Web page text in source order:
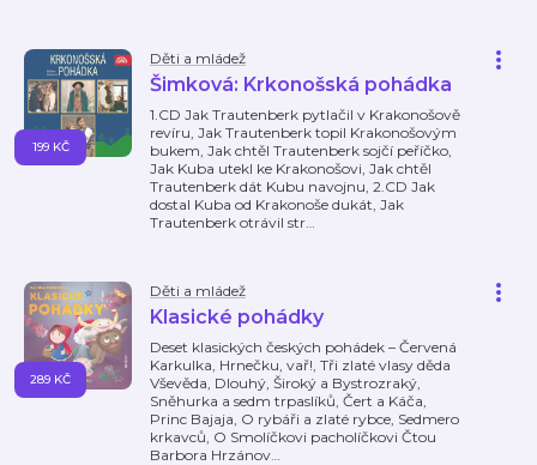
Děti a mládež
Šimková: Krkonošská pohádka
1.CD Jak Trautenberk pytlačil v Krakonošově
revíru, Jak Trautenberk topil Krakonošovým
bukem, Jak chtěl Trautenberk sojčí peříčko,
Jak Kuba utekl ke Krakonošovi, Jak chtěl
Trautenberk dát Kubu navojnu, 2.CD Jak
dostal Kuba od Krakonoše dukát, Jak
Trautenberk otrávil str…
199 KČ
Děti a mládež
Klasické pohádky
Deset klasických českých pohádek – Červená
Karkulka, Hrnečku, vař!, Tři zlaté vlasy děda
Vševěda, Dlouhý, Široký a Bystrozraký,
Sněhurka a sedm trpaslíků, Čert a Káča,
Princ Bajaja, O rybáři a zlaté rybce, Sedmero
krkavců, O Smolíčkovi pacholíčkovi Čtou
Barbora Hrzánov…
289 KČ